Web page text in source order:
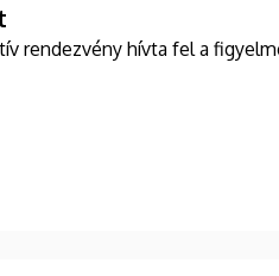
rendezvény hívta fel a